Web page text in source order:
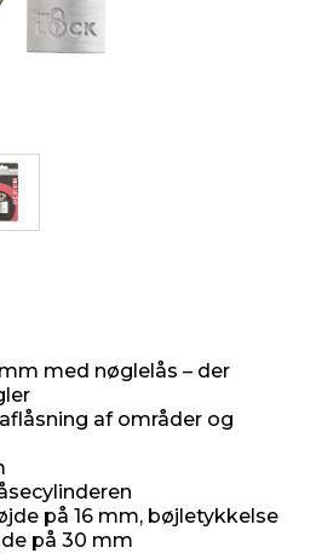
med nøglelås – der
af områder og
på 16 mm, bøjletykkelse
på 30 mm